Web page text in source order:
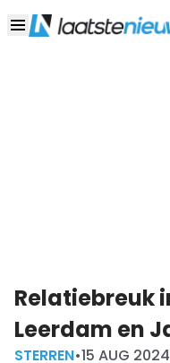
Relatiebreuk
Leerdam en
STERREN•15 AUG 2024,